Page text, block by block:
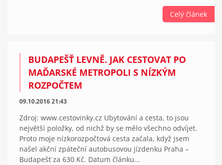
Celý článek
BUDAPEŠŤ LEVNĚ. JAK CESTOVAT PO
MAĎARSKÉ METROPOLI S NÍZKÝM
ROZPOČTEM
09.10.2016 21:43
Zdroj: www.cestovinky.cz Ubytování a cesta, to jsou
největší položky, od nichž by se mělo všechno odvíjet.
Proto moje nízkorozpočtová cesta začala, když jsem
našel akční zpáteční autobusovou jízdenku Praha –
Budapešť za 630 Kč. Datum článku...